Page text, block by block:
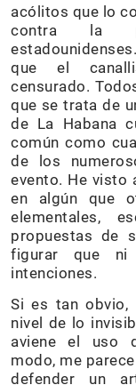
acólitos que lo
contra la
que el
censurado.
que se trata de
de La Habana
común como
de los
evento. He visto
en algún que
elementales,
propuestas de
figurar que ni
intenciones.
Si es tan obvio,
nivel de lo
aviene el uso
modo, me
defender un